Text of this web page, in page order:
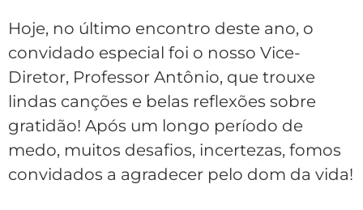
Hoje, no último encontro deste ano, o
convidado especial foi o nosso Vice-
Diretor, Professor Antônio, que trouxe
lindas canções e belas reflexões sobre
gratidão! Após um longo período de
medo, muitos desafios, incertezas, fomos
convidados a agradecer pelo dom da vida!